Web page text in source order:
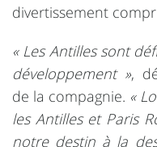
divertissement
« Les Antilles sont
développement »,
de la compagnie. «
les Antilles et Paris
notre destin à la